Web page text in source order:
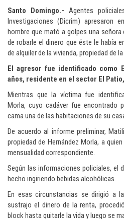
Santo Domingo.- Agentes
Investigaciones (Dicrim) apresaron
hombre que mató a golpes una
de robarle el dinero que éste le había
de alquiler de la vivienda, propiedad de
El agresor fue identificado como
años, residente en el sector El
Mientras que la víctima fue
Morla, cuyo cadáver fue encontrado
cama una de las habitaciones de su
De acuerdo al informe preliminar,
propiedad de Hernández Morla, a
mensualidad correspondiente.
Según las informaciones policiales, el
hecho ingiriendo bebidas alcohólicas.
En esas circunstancias se dirigió a
sustrajo el dinero de la renta,
block hasta quitarle la vida y luego se